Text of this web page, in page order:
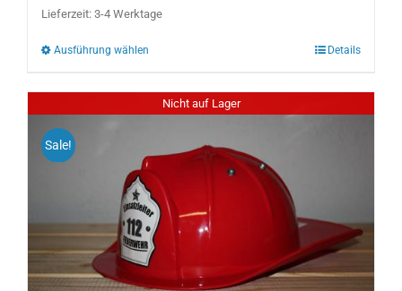
Die
auf
der
werden
Lieferzeit: 3-4 Werktage
Ausführung wählen Details
Nicht auf Lager
Sale!